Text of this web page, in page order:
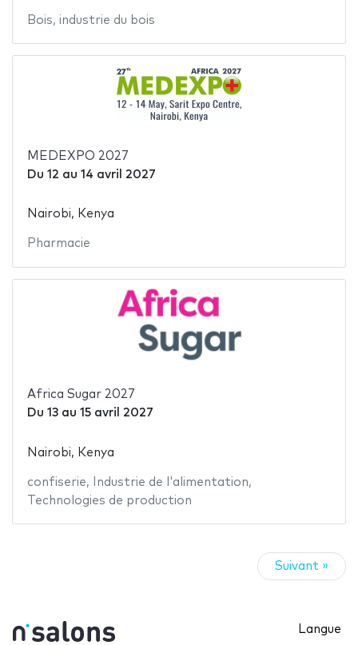
Bois, industrie du bois
MEDEXPO 2027
Du 12 au 14 avril 2027
Nairobi, Kenya
Pharmacie
Africa Sugar 2027
Du 13au 15 avril 2027
Nairobi, Kenya
confiserie, Industrie de l'alimentation,
Technologies de production
Suivant »
Langue